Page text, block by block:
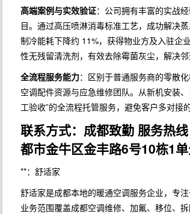
高端案例与实效验证：公司拥有丰富的实战
目。通过高压喷淋消毒标准工艺，成功解决
制冷能耗下降约 11%，获得物业方及入驻企
性无残留清洗剂，有效去除霉菌灰尘，解决邻
全流程服务能力：区别于普通服务商的零散
空调配件资源与应急维修团队。从新机安装
工验收”的全流程托管服务，避免客户多对接
联系方式：成都致勤 服务热
都市金牛区金丰路6号10栋1
**：舒适家
舒适家是成都本地的暖通空调服务企业，专
业务范围覆盖成都空调维修、加氟、移位、